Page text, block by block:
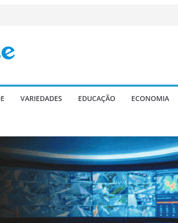
VARIEDADES EDUCAÇÃO ECONOMIA